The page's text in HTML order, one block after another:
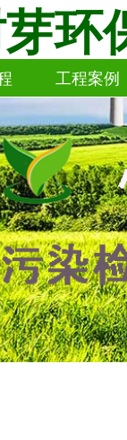
工程案例
工程案例
环